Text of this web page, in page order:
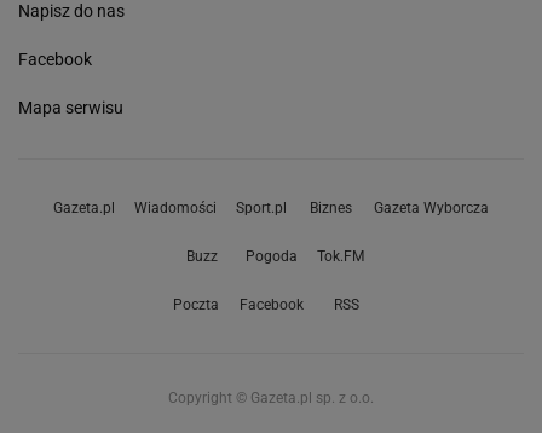
Napisz do nas
Facebook
Mapa serwisu
Gazeta.pl Wiadomości Sport.pl Biznes Gazeta Wyborcza
Buzz Pogoda Tok.FM
Poczta Facebook RSS
Copyright © Gazeta.pl sp. z o.o.